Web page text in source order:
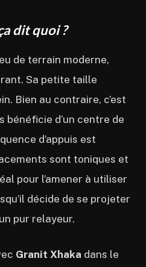
dit quoi ?
de terrain moderne,
Sa petite taille
Bien au contraire, c’est
bénéficie d’un centre de
d’appuis est
sont toniques et
pour l’amener à utiliser
décide de se projeter
pur relayeur.
Granit Xhaka dans le